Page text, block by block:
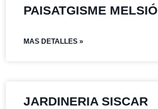
PAISATGISME MELSIÓ
MAS DETALLES »
JARDINERIA SISCAR